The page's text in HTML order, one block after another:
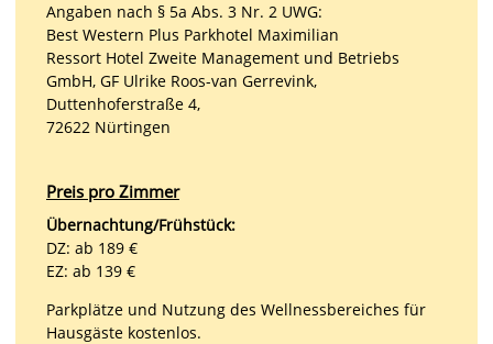
Angaben nach § 5a Abs. 3 Nr. 2 UWG:
Best Western Plus Parkhotel Maximilian
Ressort Hotel Zweite Management und Betriebs
GmbH, GF Ulrike Roos-van Gerrevink,
Duttenhoferstraße 4,
72622 Nürtingen
Preis pro Zimmer
Übernachtung/Frühstück:
DZ: ab 189 €
EZ: ab 139 €
Parkplätze und Nutzung des Wellnessbereiches für
Hausgäste kostenlos.